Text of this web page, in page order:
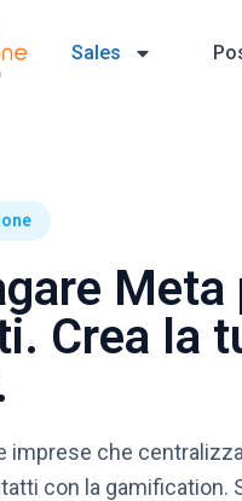
Sales
Meta
Crea la
imprese che
con la gamification.